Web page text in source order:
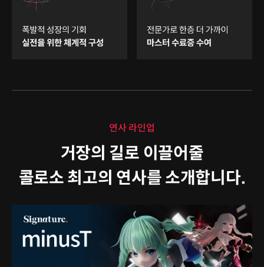
연사 라인업
거장의 길로 이끌어줄
콜로소 최고의 연사를 소개합니다.